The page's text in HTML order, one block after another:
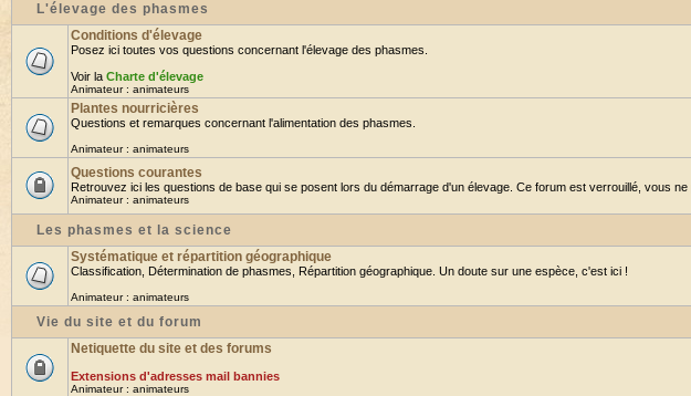
L'élevage des phasmes
Conditions d'élevage
Posez ici toutes vos questions concernant l'élevage des phasmes.
Voir la Charte d'élevage
Animateur : animateurs
Plantes nourricières
Questions et remarques concernant l'alimentation des phasmes.
Animateur : animateurs
Questions courantes
Retrouvez ici les questions de base qui se posent lors du démarrage d'un élevage. Ce forum est verrouillé, vous
Animateur : animateurs
Les phasmes et la science
Systématique et répartition géographique
Classification, Détermination de phasmes, Répartition géographique. Un doute sur une espèce, c'est ici !
Animateur : animateurs
Vie du site et du forum
Netiquette du site et des forums
Extensions d'adresses mail bannies
Animateur : animateurs